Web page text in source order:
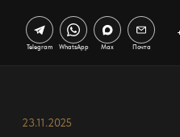
Telegram WhatsApp Max Почта
23.11.2025